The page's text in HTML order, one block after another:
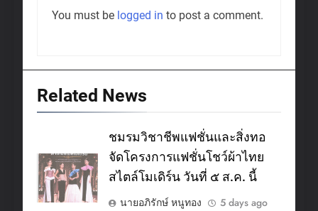
You must be logged in to post a comment.
Related News
ชมรมวิชาชีพแฟชั่นและสิ่งทอ
จัดโครงการแฟชั่นโชว์ผ้าไทย
สไตล์โมเดิร์น วันที่ ๕ ส.ค. นี้
นายอภิรักษ์ หนูทอง
5 days ago